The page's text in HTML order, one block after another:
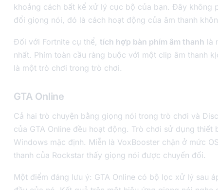
khoảng cách bất kể xử lý cục bộ của bạn. Đây không
đổi giọng nói, đó là cách hoạt động của âm thanh
Đối với Fortnite cụ thể, tích hợp bàn phím âm thanh là
nhất. Phím toàn cầu ràng buộc với một clip âm thanh
là một trò chơi trong trò chơi.
GTA Online
Cả hai trò chuyện bằng giọng nói trong trò chơi và
của GTA Online đều hoạt động. Trò chơi sử dụng thiết
Windows mặc định. Miễn là VoxBooster chặn ở mức
thanh của Rockstar thấy giọng nói được chuyển đổi.
Một điểm đáng lưu ý: GTA Online có bộ lọc xử lý sau